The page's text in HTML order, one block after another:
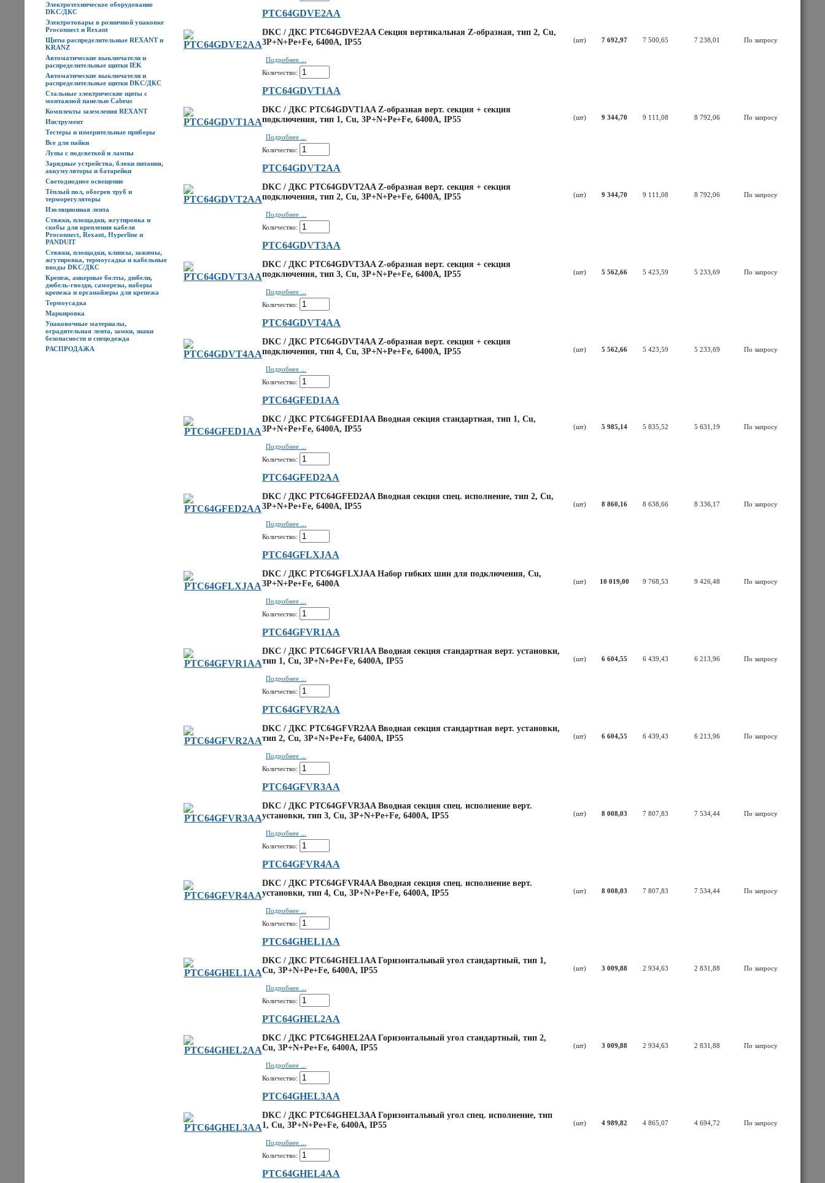
Электротехническое оборудование
DKC/ДКС
Электротовары в розничной упаковке
Proconnect и Rexant
Щиты распределительные REXANT и
KRANZ
Автоматические выключатели и
распределительные щитки IEK
Автоматические выключатели и
распределительные щитки DKC/ДКС
Стальные электрические щиты с
монтажной панелью Cabeus
Комплекты заземления REXANT
Инструмент
Тестеры и измерительные приборы
Все для пайки
Лупы с подсветкой и лампы
Зарядные устройства, блоки питания,
аккумуляторы и батарейки
Светодиодное освещение
Тёплый пол, обогрев труб и
терморегуляторы
Изоляционная лента
Стяжки, площадки, жгутировка и
скобы для крепления кабеля
Proconnect, Rexant, Hyperline и
PANDUIT
Стяжки, площадки, клипсы, зажимы,
жгутировка, термоусадка и кабельные
вводы DKC/ДКС
Крепеж, анкерные болты, дюбели,
дюбель-гвозди, саморезы, наборы
крепежа и органайзеры для крепежа
Термоусадка
Маркировка
Упаковочные материалы,
оградительная лента, замки, знаки
безопасности и спецодежда
РАСПРОДАЖА
PTC64GDVE2AA
DKC / ДКС PTC64GDVE2AA Секция вертикальная Z-образная, тип 2, Cu,
3P+N+Pe+Fe, 6400А, IP55
Подробнее ...
Количество:
(шт) 7 692,97 7 500,65 7 238,01 По запросу
PTC64GDVT1AA
DKC / ДКС PTC64GDVT1AA Z-образная верт. секция + секция
подключения, тип 1, Cu, 3P+N+Pe+Fe, 6400А, IP55
Подробнее ...
Количество:
(шт) 9 344,70 9 111,08 8 792,06 По запросу
PTC64GDVT2AA
DKC / ДКС PTC64GDVT2AA Z-образная верт. секция + секция
подключения, тип 2, Cu, 3P+N+Pe+Fe, 6400А, IP55
Подробнее ...
Количество:
(шт) 9 344,70 9 111,08 8 792,06 По запросу
PTC64GDVT3AA
DKC / ДКС PTC64GDVT3AA Z-образная верт. секция + секция
подключения, тип 3, Cu, 3P+N+Pe+Fe, 6400А, IP55
Подробнее ...
Количество:
(шт) 5 562,66 5 423,59 5 233,69 По запросу
PTC64GDVT4AA
DKC / ДКС PTC64GDVT4AA Z-образная верт. секция + секция
подключения, тип 4, Cu, 3P+N+Pe+Fe, 6400А, IP55
Подробнее ...
Количество:
(шт) 5 562,66 5 423,59 5 233,69 По запросу
PTC64GFED1AA
DKC / ДКС PTC64GFED1AA Вводная секция стандартная, тип 1, Cu,
3P+N+Pe+Fe, 6400А, IP55
Подробнее ...
Количество:
(шт) 5 985,14 5 835,52 5 631,19 По запросу
PTC64GFED2AA
DKC / ДКС PTC64GFED2AA Вводная секция спец. исполнение, тип 2, Cu,
3P+N+Pe+Fe, 6400А, IP55
Подробнее ...
Количество:
(шт) 8 860,16 8 638,66 8 336,17 По запросу
PTC64GFLXJAA
DKC / ДКС PTC64GFLXJAA Набор гибких шин для подключения, Cu,
3P+N+Pe+Fe, 6400А
Подробнее ...
Количество:
(шт) 10 019,00 9 768,53 9 426,48 По запросу
PTC64GFVR1AA
DKC / ДКС PTC64GFVR1AA Вводная секция стандартная верт. установки,
тип 1, Cu, 3P+N+Pe+Fe, 6400А, IP55
Подробнее ...
Количество:
(шт) 6 604,55 6 439,43 6 213,96 По запросу
PTC64GFVR2AA
DKC / ДКС PTC64GFVR2AA Вводная секция стандартная верт. установки,
тип 2, Cu, 3P+N+Pe+Fe, 6400А, IP55
Подробнее ...
Количество:
(шт) 6 604,55 6 439,43 6 213,96 По запросу
PTC64GFVR3AA
DKC / ДКС PTC64GFVR3AA Вводная секция спец. исполнение верт.
установки, тип 3, Cu, 3P+N+Pe+Fe, 6400А, IP55
Подробнее ...
Количество:
(шт) 8 008,03 7 807,83 7 534,44 По запросу
PTC64GFVR4AA
DKC / ДКС PTC64GFVR4AA Вводная секция спец. исполнение верт.
установки, тип 4, Cu, 3P+N+Pe+Fe, 6400А, IP55
Подробнее ...
Количество:
(шт) 8 008,03 7 807,83 7 534,44 По запросу
PTC64GHEL1AA
DKC / ДКС PTC64GHEL1AA Горизонтальный угол стандартный, тип 1,
Cu, 3P+N+Pe+Fe, 6400А, IP55
Подробнее ...
Количество:
(шт) 3 009,88 2 934,63 2 831,88 По запросу
PTC64GHEL2AA
DKC / ДКС PTC64GHEL2AA Горизонтальный угол стандартный, тип 2,
Cu, 3P+N+Pe+Fe, 6400А, IP55
Подробнее ...
Количество:
(шт) 3 009,88 2 934,63 2 831,88 По запросу
PTC64GHEL3AA
DKC / ДКС PTC64GHEL3AA Горизонтальный угол спец. исполнение, тип
1, Cu, 3P+N+Pe+Fe, 6400А, IP55
Подробнее ...
Количество:
(шт) 4 989,82 4 865,07 4 694,72 По запросу
PTC64GHEL4AA